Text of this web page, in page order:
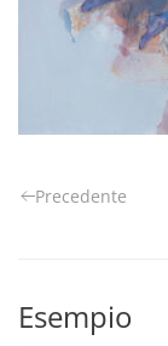
Precedente
Esempio